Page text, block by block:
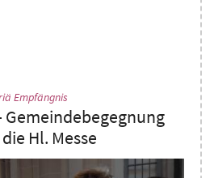
Empfängnis
Gemeindebegegnung
Hl. Messe